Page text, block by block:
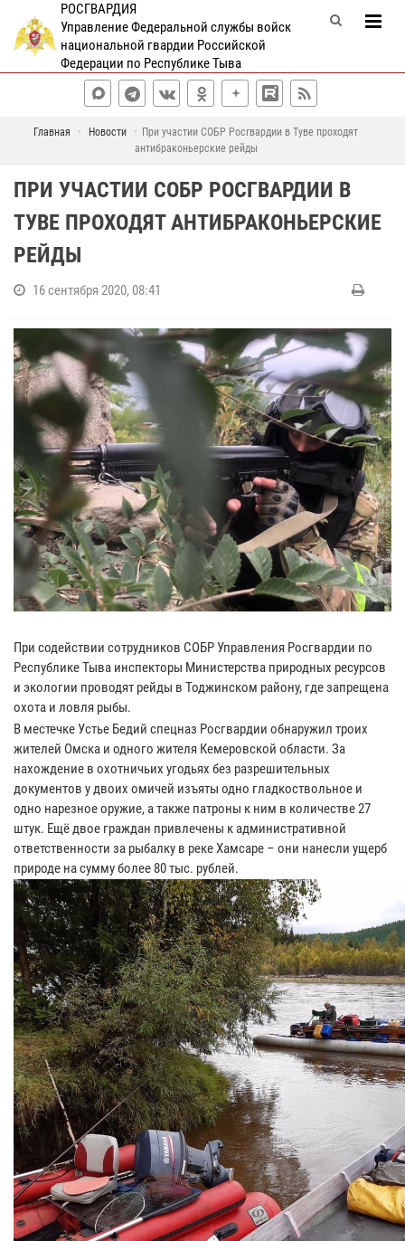
РОСГВАРДИЯ
Управление Федеральной службы войск
национальной гвардии Российской
Федерации по Республике Тыва
Главная Новости
При участии СОБР Росгвардии в Туве проходят
антибраконьерские рейды
ПРИ УЧАСТИИ СОБР РОСГВАРДИИ В
ТУВЕ ПРОХОДЯТ АНТИБРАКОНЬЕРСКИЕ
РЕЙДЫ
16 сентября 2020, 08:41
При содействии сотрудников СОБР Управления Росгвардии по
Республике Тыва инспекторы Министерства природных ресурсов
и экологии проводят рейды в Тоджинском району, где запрещена
охота и ловля рыбы.
В местечке Устье Бедий спецназ Росгвардии обнаружил троих
жителей Омска и одного жителя Кемеровской области. За
нахождение в охотничьих угодьях без разрешительных
документов у двоих омичей изъяты одно гладкоствольное и
одно нарезное оружие, а также патроны к ним в количестве 27
штук. Ещё двое граждан привлечены к административной
ответственности за рыбалку в реке Хамсаре – они нанесли ущерб
природе на сумму более 80 тыс. рублей.